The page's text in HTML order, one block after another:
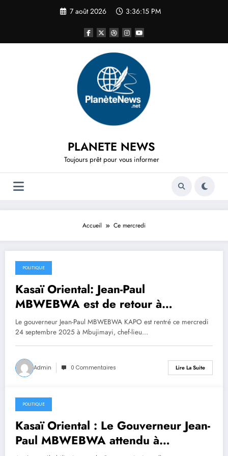
7 août 2026 3:36:15 PM
PLANETE NEWS
Toujours prêt pour vous informer
Accueil Ce mercredi
24 septembre 2025
POLITIQUE
Kasaï Oriental: Jean-Paul
MBWEBWA est de retour à
Mbujimayi
Le gouverneur Jean-Paul MBWEBWA KAPO est rentré ce mercredi
24 septembre 2025 à Mbujimayi, chef-lieu…
Admin 0 Commentaires Lire La Suite
22 septembre 2025
POLITIQUE
Kasaï Oriental : Le Gouverneur Jean-
Paul MBWEBWA attendu à